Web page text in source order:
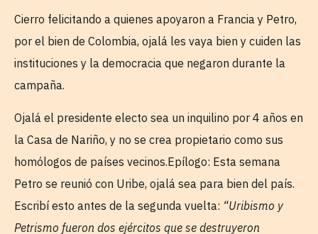
Cierro felicitando a quienes apoyaron a Francia y Petro,
por el bien de Colombia, ojalá les vaya bien y cuiden las
instituciones y la democracia que negaron durante la
campaña.
Ojalá el presidente electo sea un inquilino por 4 años en
la Casa de Nariño, y no se crea propietario como sus
homólogos de países vecinos.Epílogo: Esta semana
Petro se reunió con Uribe, ojalá sea para bien del país.
Escribí esto antes de la segunda vuelta: “Uribismo y
Petrismo fueron dos ejércitos que se destruyeron